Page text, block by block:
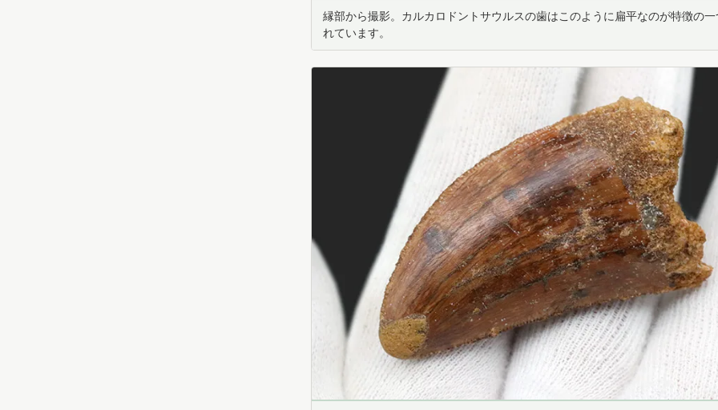
縁部から撮影。カルカロドントサウルスの歯はこのように扁平なのが特徴の一
れています。